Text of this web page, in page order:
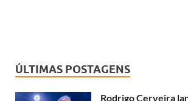
ÚLTIMAS POSTAGENS
Rodrigo Cerveira